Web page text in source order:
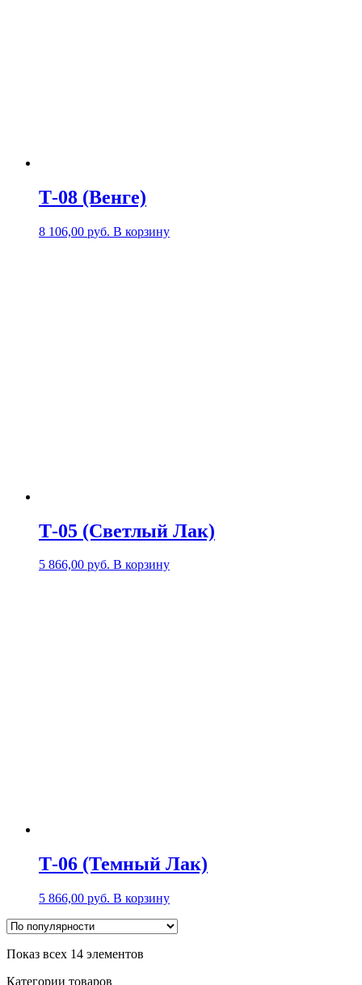
Т-08 (Венге)
8 106,00 руб. В корзину
Т-05 (Светлый Лак)
5 866,00 руб. В корзину
Т-06 (Темный Лак)
5 866,00 руб. В корзину
Показ всех 14 элементов
Категории товаров